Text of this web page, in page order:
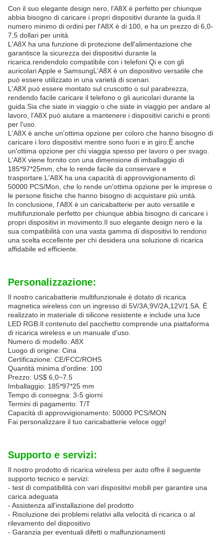
Con il suo elegante design nero, l'A8X è perfetto per chiunque
abbia bisogno di caricare i propri dispositivi durante la guida.Il
numero minimo di ordini per l'A8X è di 100, e ha un prezzo di 6,0-
7,5 dollari per unità.
L'A8X ha una funzione di protezione dell'alimentazione che
garantisce la sicurezza dei dispositivi durante la
ricarica.rendendolo compatibile con i telefoni Qi e con gli
auricolari Apple e SamsungL'A8X è un dispositivo versatile che
può essere utilizzato in una varietà di scenari.
L'A8X può essere montato sul cruscotto o sul parabrezza,
rendendo facile caricare il telefono o gli auricolari durante la
guida.Sia che siate in viaggio o che siate in viaggio per andare al
lavoro, l'A8X può aiutare a mantenere i dispositivi carichi e pronti
per l'uso.
L'A8X è anche un'ottima opzione per coloro che hanno bisogno di
caricare i loro dispositivi mentre sono fuori e in giro.È anche
un'ottima opzione per chi viaggia spesso per lavoro o per svago.
L'A8X viene fornito con una dimensione di imballaggio di
185*97*25mm, che lo rende facile da conservare e
trasportare.L'A8X ha una capacità di approvvigionamento di
50000 PCS/Mon, che lo rende un'ottima opzione per le imprese o
le persone fisiche che hanno bisogno di acquistare più unità.
In conclusione, l'A8X è un caricabatterie per auto versatile e
multifunzionale perfetto per chiunque abbia bisogno di caricare i
propri dispositivi in movimento.Il suo elegante design nero e la
sua compatibilità con una vasta gamma di dispositivi lo rendono
una scelta eccellente per chi desidera una soluzione di ricarica
affidabile ed efficiente.
Personalizzazione:
Il nostro caricabatterie multifunzionale è dotato di ricarica
magnetica wireless con un ingresso di 5V/3A,9V/2A,12V/1.5A. È
realizzato in materiale di silicone resistente e include una luce
LED RGB.Il contenuto del pacchetto comprende una piattaforma
di ricarica wireless e un manuale d'uso.
Numero di modello: A8X
Luogo di origine: Cina
Certificazione: CE/FCC/ROHS
Quantità minima d'ordine: 100
Prezzo: US$ 6,0~7.5
Imballaggio: 185*97*25 mm
Tempo di consegna: 3-5 giorni
Termini di pagamento: T/T
Capacità di approvvigionamento: 50000 PCS/MON
Fai personalizzare il tuo caricabatterie veloce oggi!
Supporto e servizi:
Il nostro prodotto di ricarica wireless per auto offre il seguente
supporto tecnico e servizi:
- test di compatibilità con vari dispositivi mobili per garantire una
carica adeguata
- Assistenza all'installazione del prodotto
- Risoluzione dei problemi relativi alla velocità di ricarica o al
rilevamento del dispositivo
- Garanzia per eventuali difetti o malfunzionamenti